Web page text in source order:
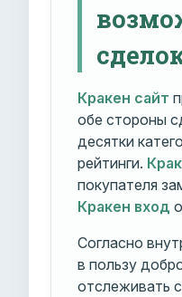
Кракен сайт
обе стороны
десятки
рейтинги.
покупателя
Кракен вход
Согласно
в пользу
отслеживать